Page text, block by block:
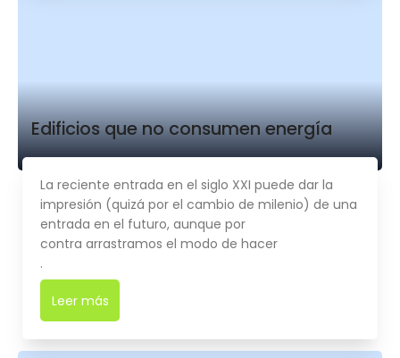
Edificios que no consumen energía
La reciente entrada en el siglo XXI puede dar la
impresión (quizá por el cambio de milenio) de una
entrada en el futuro, aunque por
contra arrastramos el modo de hacer
.
Leer más